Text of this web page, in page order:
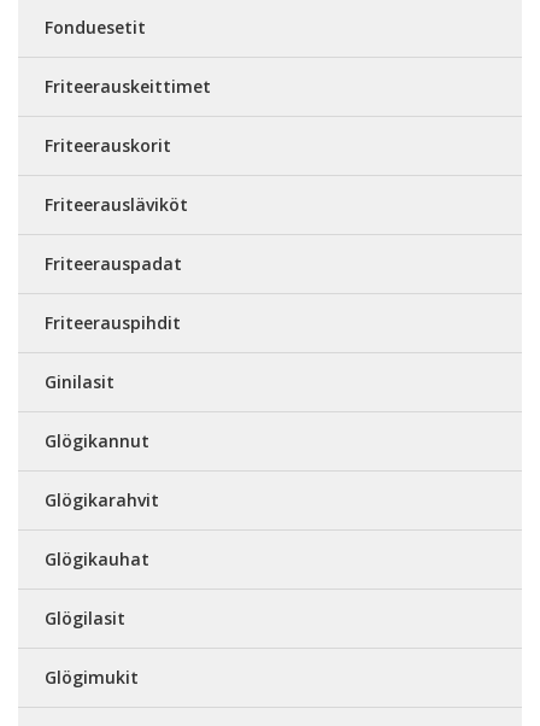
Fonduesetit
Friteerauskeittimet
Friteerauskorit
Friteerausläviköt
Friteerauspadat
Friteerauspihdit
Ginilasit
Glögikannut
Glögikarahvit
Glögikauhat
Glögilasit
Glögimukit